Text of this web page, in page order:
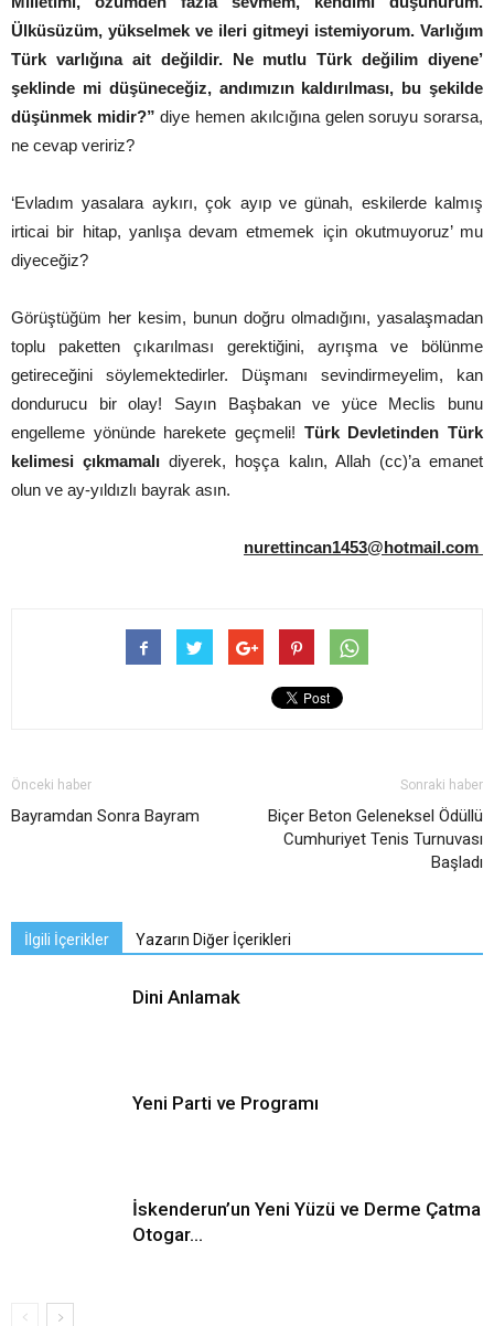
Ülküsüzüm, yükselmek ve ileri gitmeyi istemiyorum. Varlığım
Türk varlığına ait değildir. Ne mutlu Türk değilim diyene’
şeklinde mi düşüneceğiz, andımızın kaldırılması, bu şekilde
düşünmek midir?” diye hemen akılcığına gelen soruyu sorarsa,
ne cevap veririz?
‘Evladım yasalara aykırı, çok ayıp ve günah, eskilerde kalmış
irticai bir hitap, yanlışa devam etmemek için okutmuyoruz’ mu
diyeceğiz?
Görüştüğüm her kesim, bunun doğru olmadığını, yasalaşmadan
toplu paketten çıkarılması gerektiğini, ayrışma ve bölünme
getireceğini söylemektedirler. Düşmanı sevindirmeyelim, kan
dondurucu bir olay! Sayın Başbakan ve yüce Meclis bunu
engelleme yönünde harekete geçmeli! Türk Devletinden Türk
kelimesi çıkmamalı diyerek, hoşça kalın, Allah (cc)’a emanet
olun ve ay-yıldızlı bayrak asın.
nurettincan1453@hotmail.com
Önceki haber
Bayramdan Sonra Bayram
Sonraki haber
Biçer Beton Geleneksel Ödüllü
Cumhuriyet Tenis Turnuvası
Başladı
İlgili İçerikler Yazarın Diğer İçerikleri
Dini Anlamak
Yeni Parti ve Programı
İskenderun’un Yeni Yüzü ve Derme Çatma
Otogar…